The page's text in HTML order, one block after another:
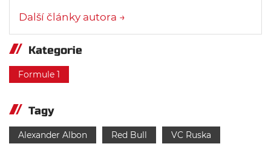
Další články autora →
Kategorie
Formule 1
Tagy
Alexander Albon Red Bull VC Ruska